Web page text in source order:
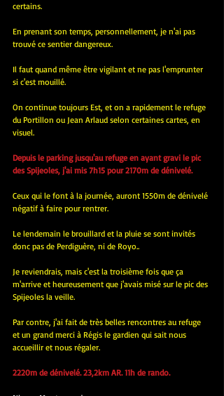
certains.
En prenant son temps, personnellement, je n'ai pas
trouvé ce sentier dangereux.
Il faut quand même être vigilant et ne pas l'emprunter
si c'est mouillé.
On continue toujours Est, et on a rapidement le refuge
du Portillon ou Jean Arlaud selon certaines cartes, en
visuel.
Depuis le parking jusqu'au refuge en ayant gravi le pic
des Spijeoles, j'ai mis 7h15 pour 2170m de dénivelé.
Ceux qui le font à la journée, auront 1550m de dénivelé
négatif à faire pour rentrer.
Le lendemain le brouillard et la pluie se sont invités
donc pas de Perdiguère, ni de Royo..
Je reviendrais, mais c'est la troisième fois que ça
m'arrive et heureusement que j'avais misé sur le pic des
Spijeoles la veille.
Par contre, j'ai fait de très belles rencontres au refuge
et un grand merci à Régis le gardien qui sait nous
accueillir et nous régaler.
2220m de dénivelé. 23,2km AR. 11h de rando.